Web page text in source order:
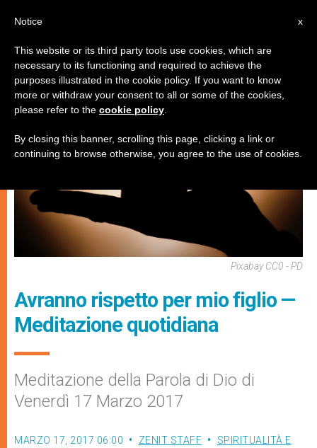
SPIRITUALITÀ E PREGHIERA
Pixabay CC0 - PD
Avranno rispetto per mio figlio —
Meditazione quotidiana
Meditazione della Parola di Dio di
Venerdì 17 Marzo 2017
MARZO 17, 2017 06:00 ZENIT STAFF
SPIRITUALITÀ E
x
Notice
This website or its third party tools use cookies, which are
necessary to its functioning and required to achieve the
purposes illustrated in the cookie policy. If you want to know
more or withdraw your consent to all or some of the cookies,
please refer to the cookie policy
By closing this banner, scrolling this page, clicking a link or
continuing to browse otherwise, you agree to the use of cookies.